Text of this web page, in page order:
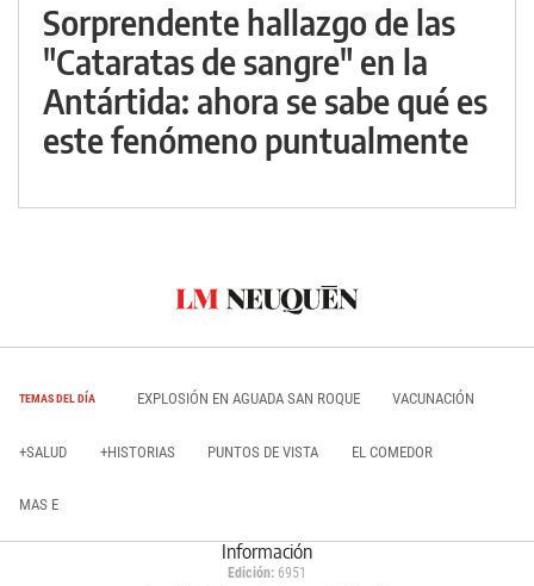
Sorprendente hallazgo de las
"Cataratas de sangre" en la
Antártida: ahora se sabe qué es
este fenómeno puntualmente
TEMAS DEL DÍA EXPLOSIÓN EN AGUADA SAN ROQUE VACUNACIÓN
+SALUD +HISTORIAS PUNTOS DE VISTA EL COMEDOR
MAS E
Información
Edición: 6951